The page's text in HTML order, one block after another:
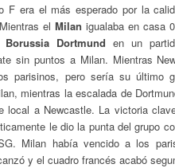
F era el más esperado por la
el Milan igualaba en casa
Borussia Dortmund en un
sin puntos a Milan. Mientras
parisinos, pero sería su último
mientras la escalada de
local a Newcastle. La victoria
le dio la punta del grupo
Milan había vencido a los
y el cuadro francés acabó